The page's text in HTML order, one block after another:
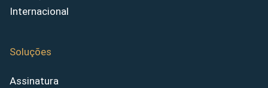
Internacional
Soluções
Assinatura